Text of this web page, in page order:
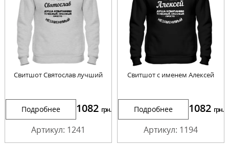
Свитшот Святослав лучший
Подробнее 1082 грн.
Артикул: 1241
Свитшот с именем Алексей
Подробнее 1082 грн.
Артикул: 1194